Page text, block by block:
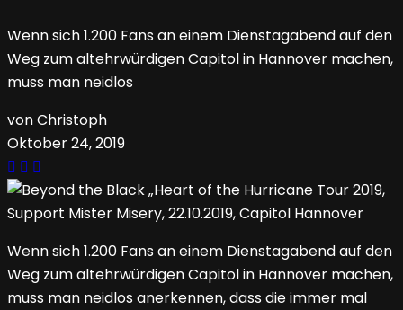
Wenn sich 1.200 Fans an einem Dienstagabend auf den
Weg zum altehrwürdigen Capitol in Hannover machen,
muss man neidlos
von Christoph
Oktober 24, 2019
Wenn sich 1.200 Fans an einem Dienstagabend auf den
Weg zum altehrwürdigen Capitol in Hannover machen,
muss man neidlos anerkennen, dass die immer mal